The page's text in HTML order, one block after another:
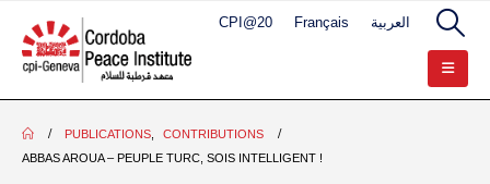
CPI@20 Français العربية
PUBLICATIONS,
CONTRIBUTIONS
ABBAS AROUA – PEUPLE TURC, SOIS INTELLIGENT !